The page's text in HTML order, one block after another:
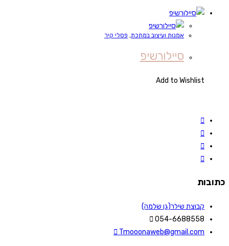
אמנות ועיצוב במתכת, פסלי קיר
סיילורשיפ
Add to Wishlist
כתובות
קבוצת שילר(גן שלמה)
054-6688558
Tmooonaweb@gmail.com